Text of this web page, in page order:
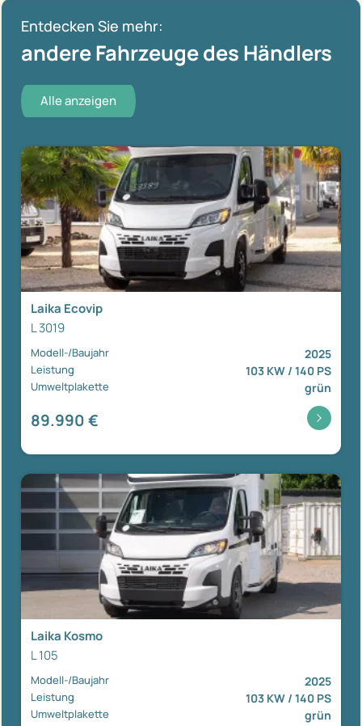
Entdecken Sie mehr:
andere Fahrzeuge des Händlers
Alle anzeigen
Laika Ecovip
L 3019
Modell-/Baujahr 2025
Leistung 103 KW / 140 PS
Umweltplakette grün
89.990 €
Laika Kosmo
L 105
Modell-/Baujahr 2025
Leistung 103 KW / 140 PS
Umweltplakette grün